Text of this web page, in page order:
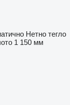
Нетно тегло
1 150 мм